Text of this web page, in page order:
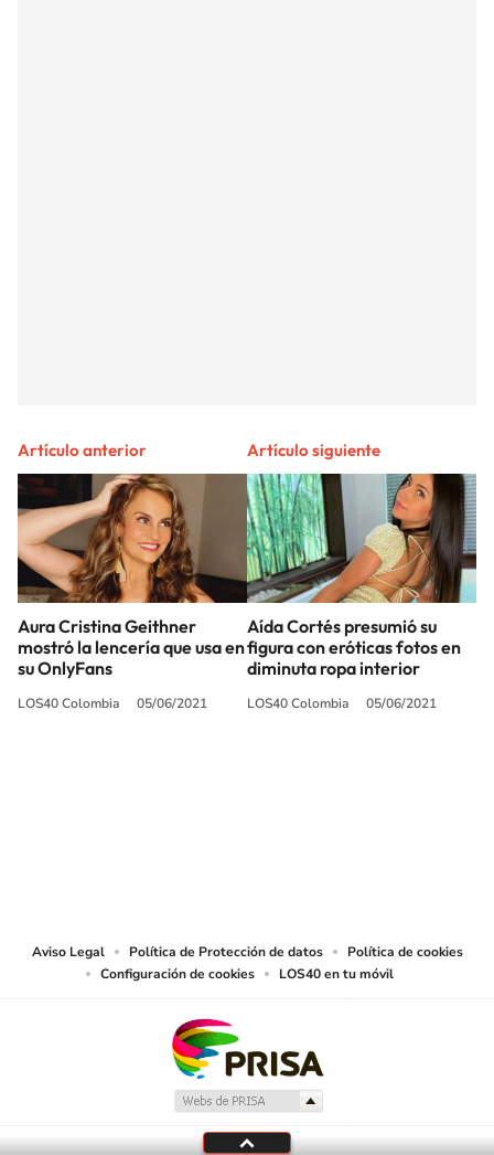
Artículo anterior
Aura Cristina Geithner
mostró la lencería que usa en
su OnlyFans
LOS40 Colombia 05/06/2021
Artículo siguiente
Aída Cortés presumió su
figura con eróticas fotos en
diminuta ropa interior
LOS40 Colombia 05/06/2021
Aviso Legal Política de Protección de datos
Política de cookies
Configuración de cookies
LOS40 en tu móvil